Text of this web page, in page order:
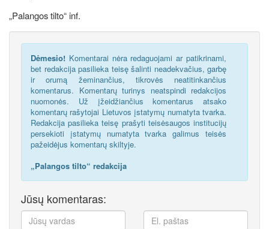
„Palangos tilto“ inf.
Dėmesio! Komentarai nėra redaguojami ar patikrinami,
bet redakcija pasilieka teisę šalinti neadekvačius, garbę
ir orumą žeminančius, tikrovės neatitinkančius
komentarus. Komentarų turinys neatspindi redakcijos
nuomonės. Už įžeidžiančius komentarus atsako
komentarų rašytojai Lietuvos įstatymų numatyta tvarka.
Redakcija pasilieka teisę prašyti teisėsaugos institucijų
persekioti įstatymų numatyta tvarka galimus teisės
pažeidėjus komentarų skiltyje.
„Palangos tilto“ redakcija
Jūsų komentaras: